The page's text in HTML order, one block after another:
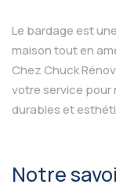
Le bardage est
maison tout en
Chez Chuck
votre service pour
durables et
Notre